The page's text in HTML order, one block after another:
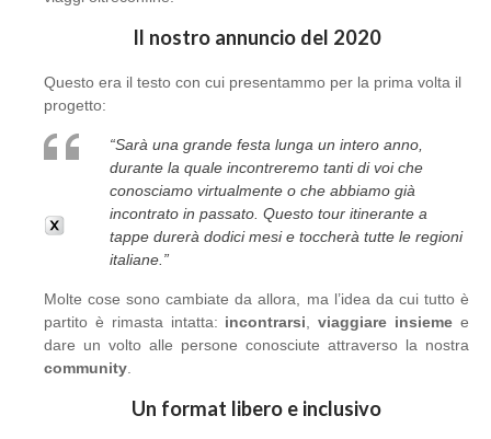
Il nostro annuncio del 2020
Questo era il testo con cui presentammo per la prima volta il
progetto:
“Sarà una grande festa lunga un intero anno,
durante la quale incontreremo tanti di voi che
conosciamo virtualmente o che abbiamo già
incontrato in passato. Questo tour itinerante a
tappe durerà dodici mesi e toccherà tutte le regioni
italiane.”
Molte cose sono cambiate da allora, ma l’idea da cui tutto è
partito è rimasta intatta: incontrarsi viaggiare insieme e
dare un volto alle persone conosciute attraverso la nostra
community
Un format libero e inclusivo